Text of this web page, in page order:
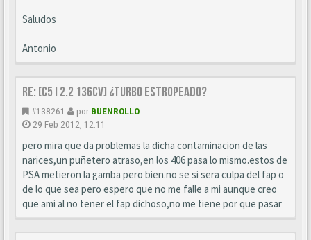
Saludos
Antonio
Re: [C5 I 2.2 136cv] ¿turbo estropeado?
#138261 por BUENROLLO
29 Feb 2012, 12:11
pero mira que da problemas la dicha contaminacion de las
narices,un puñetero atraso,en los 406 pasa lo mismo.estos de
PSA metieron la gamba pero bien.no se si sera culpa del fap o
de lo que sea pero espero que no me falle a mi aunque creo
que ami al no tener el fap dichoso,no me tiene por que pasar